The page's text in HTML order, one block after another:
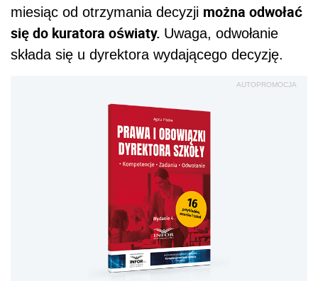
miesiąc od otrzymania decyzji można odwołać
się do kuratora oświaty. Uwaga, odwołanie
składa się u dyrektora wydającego decyzję.
AUTOPROMOCJA